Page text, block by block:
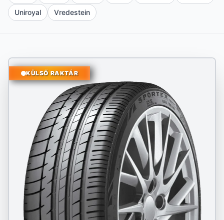
Uniroyal
Vredestein
KÜLSŐ RAKTÁR